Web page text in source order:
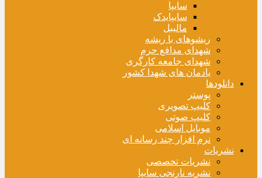
سایپا
سایپایدک
مالیبل
ریشوهای با ریشه
شهدای مدافع حرم
شهدای جامعه کارگری
یادمان های شهدا کشور
دانلودها
پوستر
کلیپ تصویری
کلیپ صوتی
موبایل اسلامی
نرم افزار چند رسانه ای
نشریات
نشریات تخصصی
نشریه نارنجی سایپا